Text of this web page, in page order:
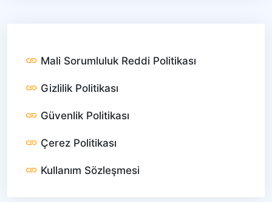
Mali Sorumluluk Reddi Politikası
Gizlilik Politikası
Güvenlik Politikası
Çerez Politikası
Kullanım Sözleşmesi